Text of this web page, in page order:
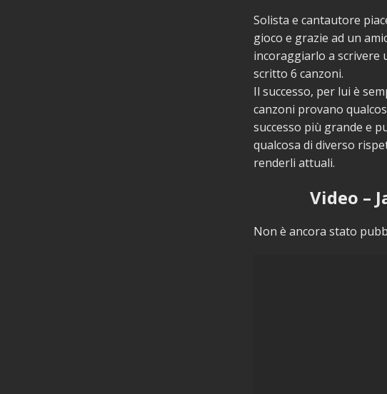
Solista e cantautore
gioco e grazie ad un
incoraggiarlo a scrivere
scritto 6 canzoni.
Il successo, per lui è
canzoni provano
successo più grande e
qualcosa di diverso
renderli attuali.
Video –
Non è ancora stato